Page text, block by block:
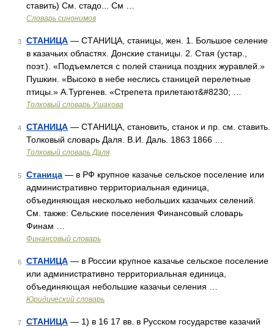
ставить) См. стадо... См …
Словарь синонимов
3 СТАНИЦА — СТАНИЦА, станицы, жен. 1. Большое селение
в казачьих областях. Донские станицы. 2. Стая (устар.,
поэт.). «Подъемлется с полей станица поздних журавлей.»
Пушкин. «Высоко в небе неслись станицей перелетные
птицы.» А.Тургенев. «Стрепета прилетают&#8230; …
Толковый словарь Ушакова
4 СТАНИЦА — СТАНИЦА, становить, станок и пр. см. ставить.
Толковый словарь Даля. В.И. Даль. 1863 1866 …
Толковый словарь Даля
5 Станица — в РФ крупное казачье сельское поселение или
административно территориальная единица,
объединяющая несколько небольших казачьих селений.
См. также: Сельские поселения Финансовый словарь
Финам …
Финансовый словарь
6 СТАНИЦА — в России крупное казачье сельское поселение
или административно территориальная единица,
объединяющая небольшие казачьи селения …
Юридический словарь
7 СТАНИЦА — 1) в 16 17 вв. в Русском государстве казачий